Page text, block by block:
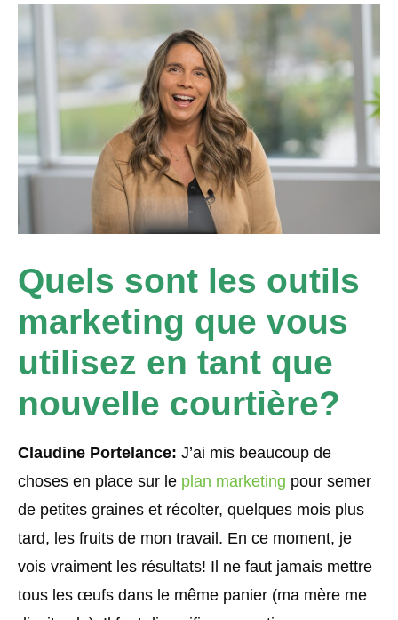
Quels sont les outils
marketing que vous
utilisez en tant que
nouvelle courtière?
Claudine Portelance: J’ai mis beaucoup de
choses en place sur le plan marketing pour semer
de petites graines et récolter, quelques mois plus
tard, les fruits de mon travail. En ce moment, je
vois vraiment les résultats! Il ne faut jamais mettre
tous les œufs dans le même panier (ma mère me